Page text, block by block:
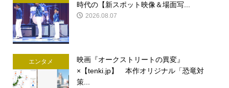
時代の【新スポット映像＆場面写...
2026.08.07
エンタメ
映画『オークストリートの異変』
×【tenki.jp】 本作オリジナル「恐竜対
策...